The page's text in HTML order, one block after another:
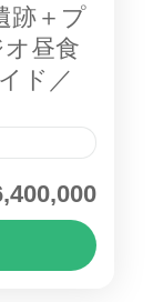
は、イン
、ヒンド
界遺産に
と美しい
跡＋プ
昼食
ド／
ョグジャ
る ボロブ
あり、イ
ジャカル